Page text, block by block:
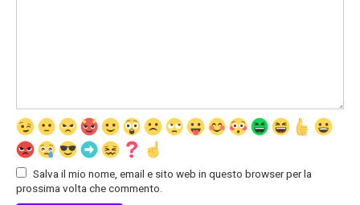
Salva il mio nome, email e sito web in questo browser per la
prossima volta che commento.